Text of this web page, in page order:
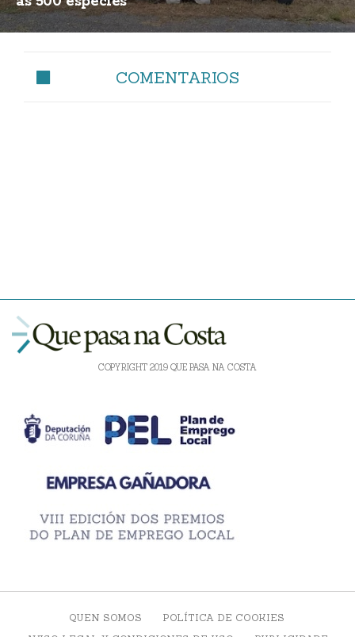
COMENTARIOS
COPYRIGHT 2019 QUE PASA NA COSTA
QUEN SOMOS
POLÍTICA DE COOKIES